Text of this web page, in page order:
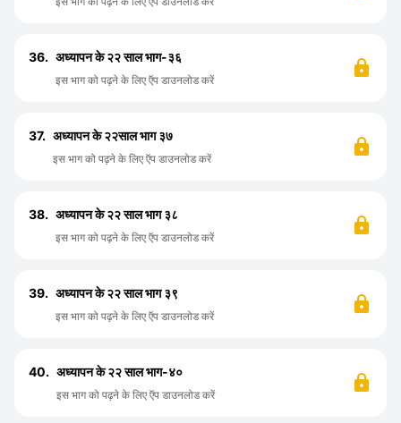
36. अध्यापन के २२ साल भाग-३६
इस भाग को पढ़ने के लिए ऍप डाउनलोड करें
37. अध्यापन के २२साल भाग ३७
इस भाग को पढ़ने के लिए ऍप डाउनलोड करें
38. अध्यापन के २२ साल भाग ३८
इस भाग को पढ़ने के लिए ऍप डाउनलोड करें
39. अध्यापन के २२ साल भाग ३९
इस भाग को पढ़ने के लिए ऍप डाउनलोड करें
40. अध्यापन के २२ साल भाग-४०
इस भाग को पढ़ने के लिए ऍप डाउनलोड करें